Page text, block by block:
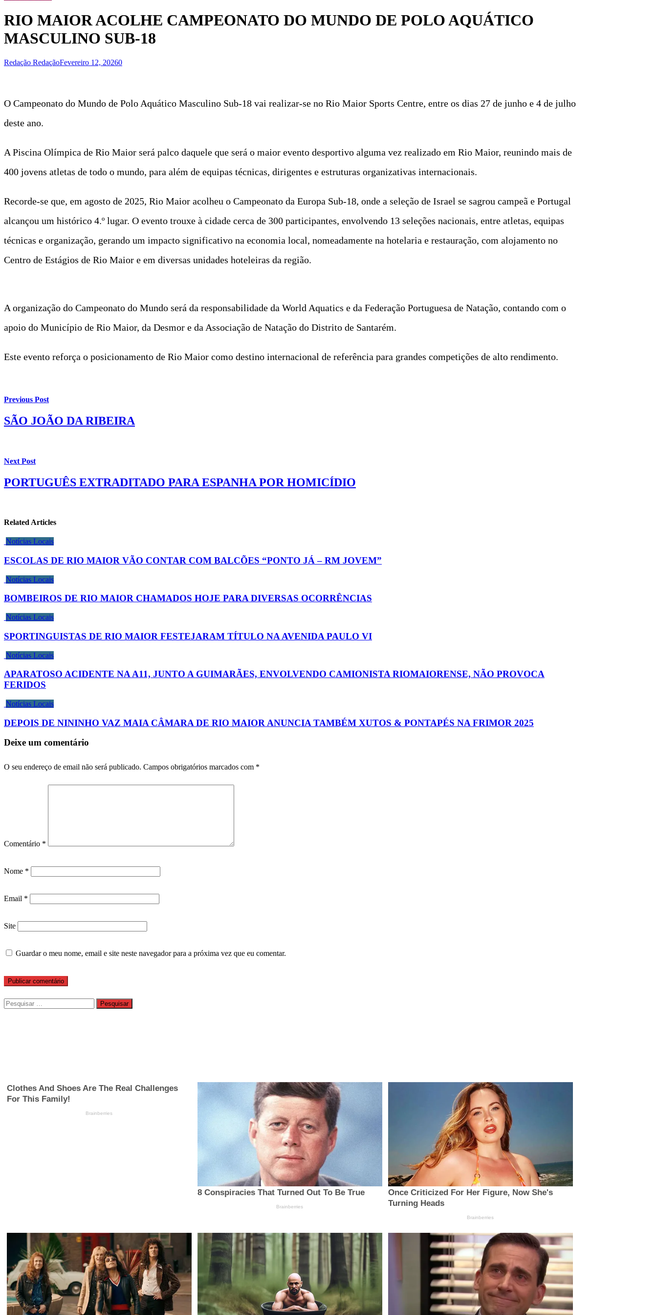
RIO MAIOR ACOLHE CAMPEONATO DO MUNDO DE POLO AQUÁTICO
MASCULINO SUB-18
Redação RedaçãoFevereiro 12, 20260
O Campeonato do Mundo de Polo Aquático Masculino Sub-18 vai realizar-se no Rio Maior Sports Centre, entre os dias 27 de junho e 4 de julho
deste ano.
A Piscina Olímpica de Rio Maior será palco daquele que será o maior evento desportivo alguma vez realizado em Rio Maior, reunindo mais de
400 jovens atletas de todo o mundo, para além de equipas técnicas, dirigentes e estruturas organizativas internacionais.
Recorde-se que, em agosto de 2025, Rio Maior acolheu o Campeonato da Europa Sub-18, onde a seleção de Israel se sagrou campeã e Portugal
alcançou um histórico 4.º lugar. O evento trouxe à cidade cerca de 300 participantes, envolvendo 13 seleções nacionais, entre atletas, equipas
técnicas e organização, gerando um impacto significativo na economia local, nomeadamente na hotelaria e restauração, com alojamento no
Centro de Estágios de Rio Maior e em diversas unidades hoteleiras da região.
A organização do Campeonato do Mundo será da responsabilidade da World Aquatics e da Federação Portuguesa de Natação, contando com o
apoio do Município de Rio Maior, da Desmor e da Associação de Natação do Distrito de Santarém.
Este evento reforça o posicionamento de Rio Maior como destino internacional de referência para grandes competições de alto rendimento.
Previous Post
SÃO JOÃO DA RIBEIRA
Next Post
PORTUGUÊS EXTRADITADO PARA ESPANHA POR HOMICÍDIO
Related Articles
Notícias Locais
ESCOLAS DE RIO MAIOR VÃO CONTAR COM BALCÕES “PONTO JÁ – RM JOVEM”
Notícias Locais
BOMBEIROS DE RIO MAIOR CHAMADOS HOJE PARA DIVERSAS OCORRÊNCIAS
Notícias Locais
SPORTINGUISTAS DE RIO MAIOR FESTEJARAM TÍTULO NA AVENIDA PAULO VI
Notícias Locais
APARATOSO ACIDENTE NA A11, JUNTO A GUIMARÃES, ENVOLVENDO CAMIONISTA RIOMAIORENSE, NÃO PROVOCA
FERIDOS
Notícias Locais
DEPOIS DE NININHO VAZ MAIA CÂMARA DE RIO MAIOR ANUNCIA TAMBÉM XUTOS & PONTAPÉS NA FRIMOR 2025
Deixe um comentário
O seu endereço de email não será publicado. Campos obrigatórios marcados com *
Comentário *
Nome *
Email *
Site
Guardar o meu nome, email e site neste navegador para a próxima vez que eu comentar.
Pesquisar
por: